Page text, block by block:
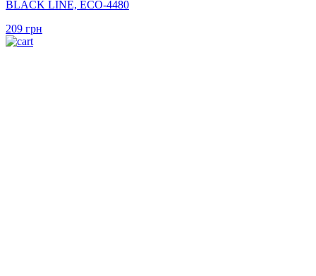
BLACK LINE, ECO-4480
209 грн